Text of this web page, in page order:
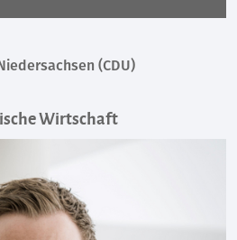
(CDU)
Wirtschaft